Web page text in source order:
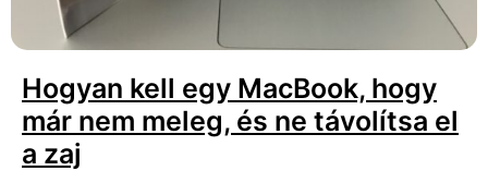
Hogyan kell egy MacBook, hogy
már nem meleg, és ne távolítsa el
a zaj